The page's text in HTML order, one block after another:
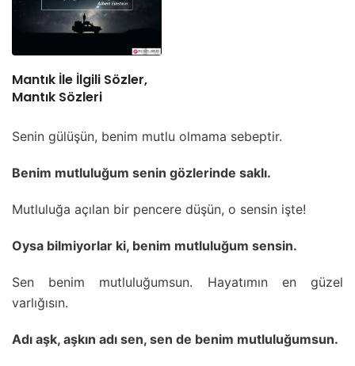
Mantık İle İlgili Sözler,
Mantık Sözleri
Senin gülüşün, benim mutlu olmama sebeptir.
Benim mutluluğum senin gözlerinde saklı.
Mutluluğa açılan bir pencere düşün, o sensin işte!
Oysa bilmiyorlar ki, benim mutluluğum sensin.
Sen benim mutluluğumsun. Hayatımın en güzel
varlığısın.
Adı aşk, aşkın adı sen, sen de benim mutluluğumsun.